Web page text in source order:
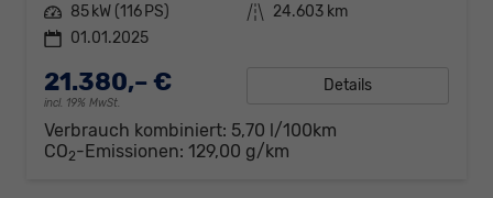
Leistung 85 kW (116 PS) Kilometerstand 24.603 km
01.01.2025
21.380,– €
incl. 19% MwSt.
Details
Verbrauch kombiniert: 5,70 l/100km
CO2-Emissionen: 129,00 g/km